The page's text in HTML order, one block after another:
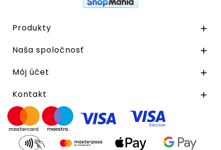
Produkty 
Naša spoločnosť 
Môj účet 
Kontakt 